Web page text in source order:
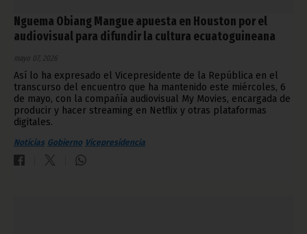
Nguema Obiang Mangue apuesta en Houston por el
audiovisual para difundir la cultura ecuatoguineana
mayo 07, 2026
Así lo ha expresado el Vicepresidente de la República en el
transcurso del encuentro que ha mantenido este miércoles, 6
de mayo, con la compañía audiovisual My Movies, encargada de
producir y hacer streaming en Netflix y otras plataformas
digitales.
Noticias Gobierno Vicepresidencia